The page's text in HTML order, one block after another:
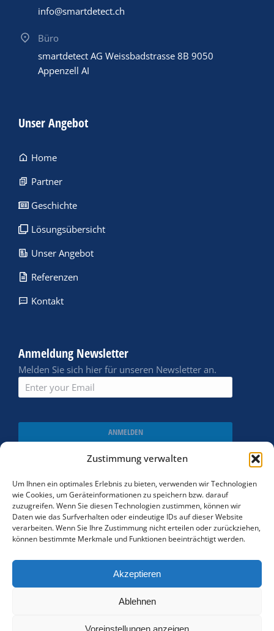
Zustimmung verwalten
Um Ihnen ein optimales Erlebnis zu bieten, verwenden wir Technologien
wie Cookies, um Geräteinformationen zu speichern bzw. darauf
zuzugreifen. Wenn Sie diesen Technologien zustimmen, können wir
Daten wie das Surfverhalten oder eindeutige IDs auf dieser Website
verarbeiten. Wenn Sie Ihre Zustimmung nicht erteilen oder zurückziehen,
können bestimmte Merkmale und Funktionen beeinträchtigt werden.
Akzeptieren
Ablehnen
Voreinstellungen anzeigen
info@smartdetect.ch
Büro
smartdetect AG Weissbadstrasse 8B 9050
Appenzell AI
Unser Angebot
Home
Partner
Geschichte
Lösungsübersicht
Unser Angebot
Referenzen
Kontakt
Anmeldung Newsletter
Melden Sie sich hier für unseren Newsletter an.
ANMELDEN
Cookie policy